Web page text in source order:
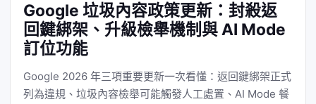
Google 垃圾內容政策更新：封殺返
回鍵綁架、升級檢舉機制與 AI Mode
訂位功能
Google 2026 年三項重要更新一次看懂：返回鍵綁架正式
列為違規、垃圾內容檢舉可能觸發人工處置、AI Mode 餐